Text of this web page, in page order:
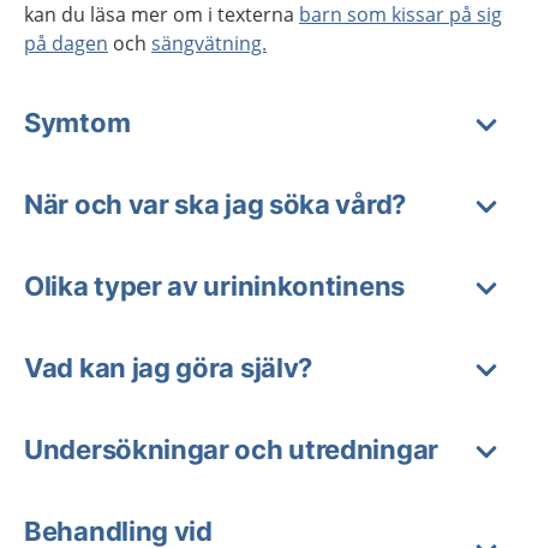
kan du läsa mer om i texterna barn som kissar på sig
på dagen och sängvätning.
Symtom
När och var ska jag söka vård?
Olika typer av urininkontinens
Vad kan jag göra själv?
Undersökningar och utredningar
Behandling vid